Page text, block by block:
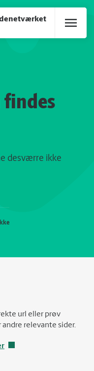
findes
desværre ikke
url eller prøv
relevante sider.